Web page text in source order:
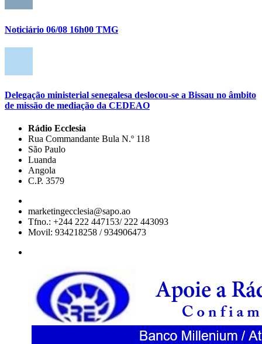
Noticiário 06/08 16h00 TMG
Delegação ministerial senegalesa deslocou-se a Bissau no âmbito
de missão de mediação da CEDEAO
Rádio Ecclesia
Rua Commandante Bula N.º 118
São Paulo
Luanda
Angola
C.P. 3579
marketingecclesia@sapo.ao
Tfno.: +244 222 447153/ 222 443093
Movil: 934218258 / 934906473